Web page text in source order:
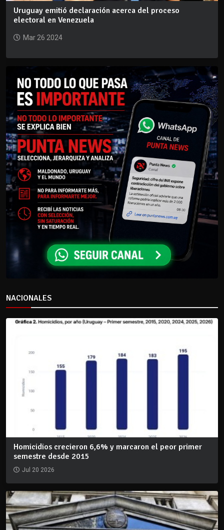
Uruguay emitió declaración acerca del proceso
electoral en Venezuela
Mar 26 2024
NACIONALES
Homicidios crecieron 6,6% y marcaron el peor primer
semestre desde 2015
Jul 20 2026